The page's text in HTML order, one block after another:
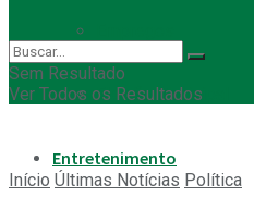
Eleição Municipal
Entretenimento
Sem Resultado
Ver Todos os Resultados
Início Últimas Notícias Política